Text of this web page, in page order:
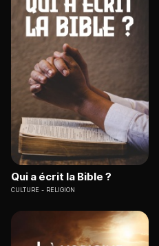
Qui a écrit la Bible ?
CULTURE RELIGION